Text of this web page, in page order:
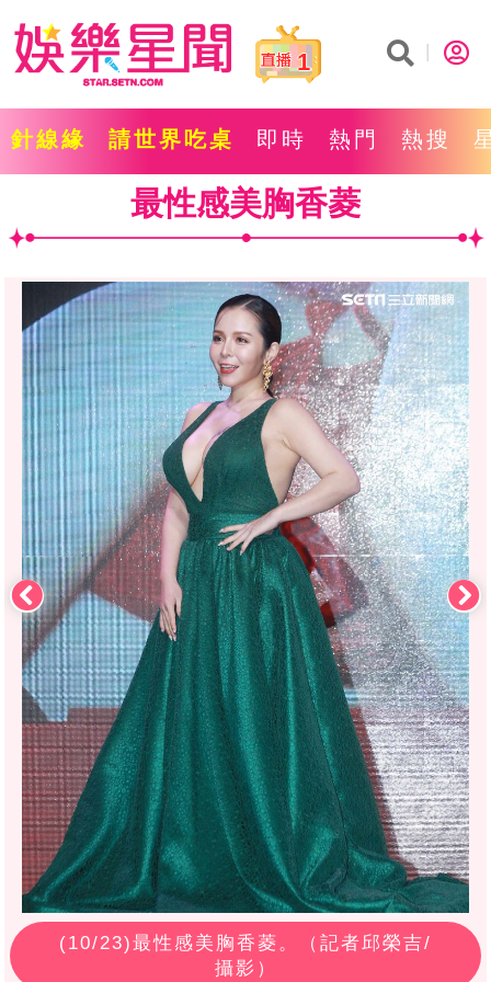
1
針線緣 請世界吃桌 即時 熱門 熱搜
最性感美胸香菱
(10/23)最性感美胸香菱。（記者邱榮吉/
攝影）